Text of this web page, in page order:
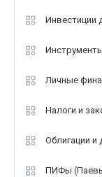
Инвестиции
Личные
Налоги и
Облигации и
ПИФы